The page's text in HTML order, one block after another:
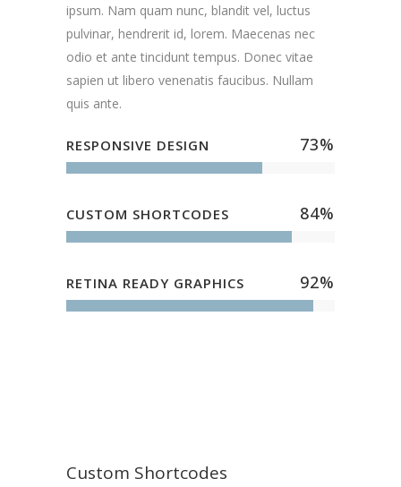
ipsum. Nam quam nunc, blandit vel, luctus
pulvinar, hendrerit id, lorem. Maecenas nec
odio et ante tincidunt tempus. Donec vitae
sapien ut libero venenatis faucibus. Nullam
quis ante.
RESPONSIVE DESIGN 73%
CUSTOM SHORTCODES 84%
RETINA READY GRAPHICS 92%
Custom Shortcodes